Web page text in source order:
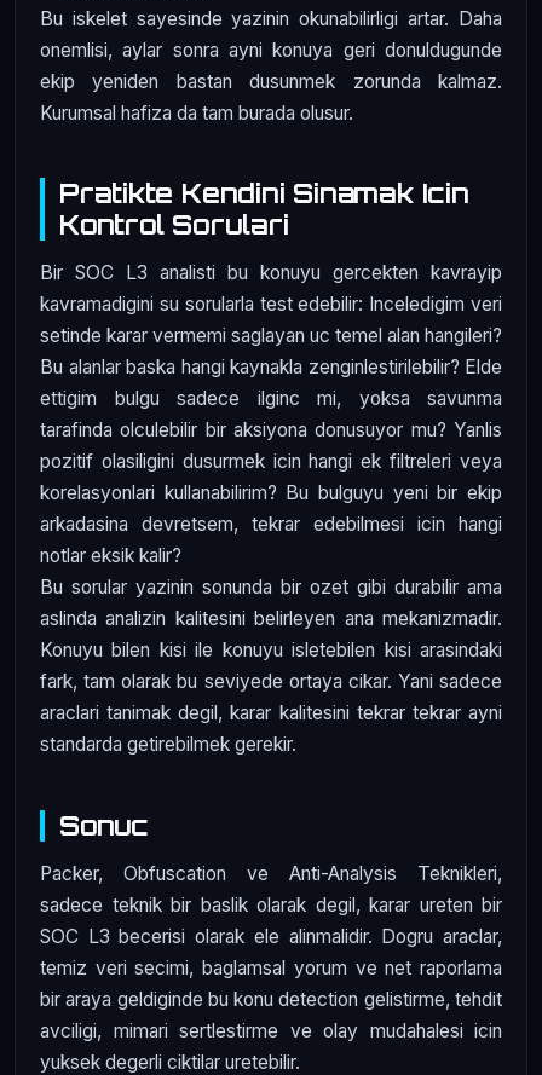
Bu iskelet sayesinde yazinin okunabilirligi artar. Daha
onemlisi, aylar sonra ayni konuya geri donuldugunde
ekip yeniden bastan dusunmek zorunda kalmaz.
Kurumsal hafiza da tam burada olusur.
Pratikte Kendini Sinamak Icin
Kontrol Sorulari
Bir SOC L3 analisti bu konuyu gercekten kavrayip
kavramadigini su sorularla test edebilir: Inceledigim veri
setinde karar vermemi saglayan uc temel alan hangileri?
Bu alanlar baska hangi kaynakla zenginlestirilebilir? Elde
ettigim bulgu sadece ilginc mi, yoksa savunma
tarafinda olculebilir bir aksiyona donusuyor mu? Yanlis
pozitif olasiligini dusurmek icin hangi ek filtreleri veya
korelasyonlari kullanabilirim? Bu bulguyu yeni bir ekip
arkadasina devretsem, tekrar edebilmesi icin hangi
notlar eksik kalir?
Bu sorular yazinin sonunda bir ozet gibi durabilir ama
aslinda analizin kalitesini belirleyen ana mekanizmadir.
Konuyu bilen kisi ile konuyu isletebilen kisi arasindaki
fark, tam olarak bu seviyede ortaya cikar. Yani sadece
araclari tanimak degil, karar kalitesini tekrar tekrar ayni
standarda getirebilmek gerekir.
Sonuc
Packer, Obfuscation ve Anti-Analysis Teknikleri,
sadece teknik bir baslik olarak degil, karar ureten bir
SOC L3 becerisi olarak ele alinmalidir. Dogru araclar,
temiz veri secimi, baglamsal yorum ve net raporlama
bir araya geldiginde bu konu detection gelistirme, tehdit
avciligi, mimari sertlestirme ve olay mudahalesi icin
yuksek degerli ciktilar uretebilir.